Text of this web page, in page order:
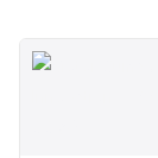
SALE ◇